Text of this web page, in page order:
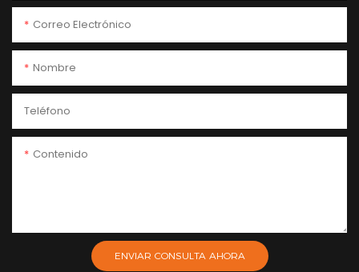
Correo Electrónico
Nombre
Teléfono
Contenido
ENVIAR CONSULTA AHORA